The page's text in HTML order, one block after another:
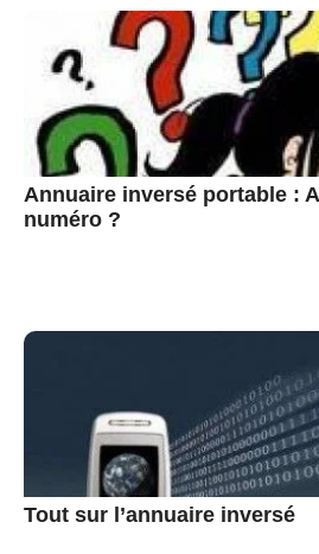
Annuaire inversé portable :
numéro ?
Tout sur l’annuaire inversé